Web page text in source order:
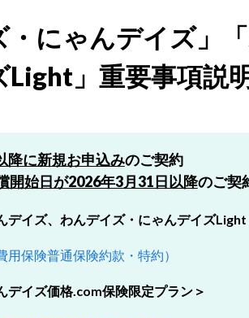
・にゃんデイズ」
Light」重要事項説
降に新規お申込みのご契約
開始日が2026年3月31日以降のご契
デイズ、わんデイズ・にゃんデイズLight
保険普通保険約款・特約）
デイズ価格.com保険限定プラン＞